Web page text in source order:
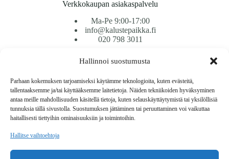
Hallinnoi suostumusta
Parhaan kokemuksen tarjoamiseksi käytämme teknologioita, kuten evästeitä,
tallentaaksemme ja/tai käyttääksemme laitetietoja. Näiden tekniikoiden hyväksyminen
antaa meille mahdollisuuden käsitellä tietoja, kuten selauskäyttäytymistä tai yksilöllisiä
tunnuksia tällä sivustolla. Suostumuksen jättäminen tai peruuttaminen voi vaikuttaa
haitallisesti tiettyihin ominaisuuksiin ja toimintoihin.
Hallitse vaihtoehtoja
Verkkokaupan asiakaspalvelu
Ma-Pe 9:00-17:00
info@kalustepaikka.fi
020 798 3011
Tavarantoimitus / Maksutavat
Toimitustavat
Maksutavat
Vaihto ja palautus
Reklamaatiot